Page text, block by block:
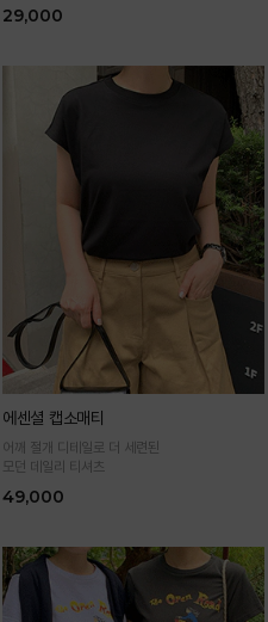
29,000
에센셜 캡소매티
어깨 절개 디테일로 더 세련된
모던 데일리 티셔츠
49,000